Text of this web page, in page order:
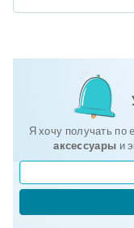
Я хочу получать по
аксеcсуары и